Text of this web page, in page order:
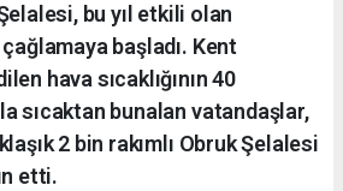
bu yıl etkili olan
başladı. Kent
hava sıcaklığının 40
sıcaktan bunalan vatandaşlar,
2 bin rakımlı Obruk Şelalesi
etti.